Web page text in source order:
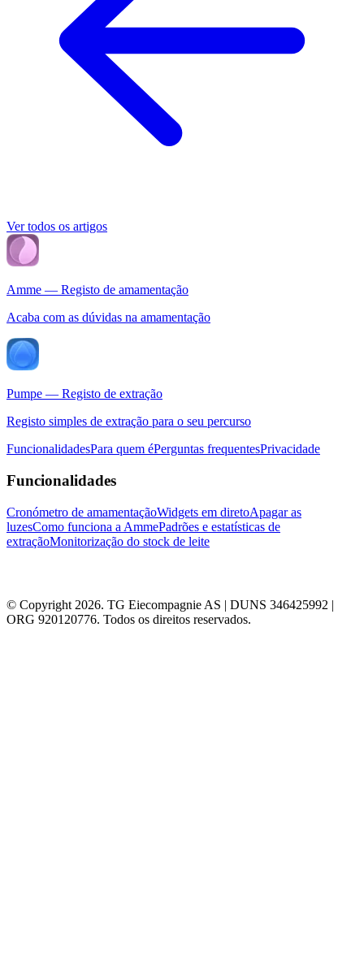
Ver todos os artigos
Amme — Registo de amamentação
Acaba com as dúvidas na amamentação
Pumpe — Registo de extração
Registo simples de extração para o seu percurso
FuncionalidadesPara quem éPerguntas frequentesPrivacidade
Funcionalidades
Cronómetro de amamentaçãoWidgets em diretoApagar as
luzesComo funciona a AmmePadrões e estatísticas de
extraçãoMonitorização do stock de leite
© Copyright 2026. TG Eiecompagnie AS | DUNS 346425992 |
ORG 920120776. Todos os direitos reservados.